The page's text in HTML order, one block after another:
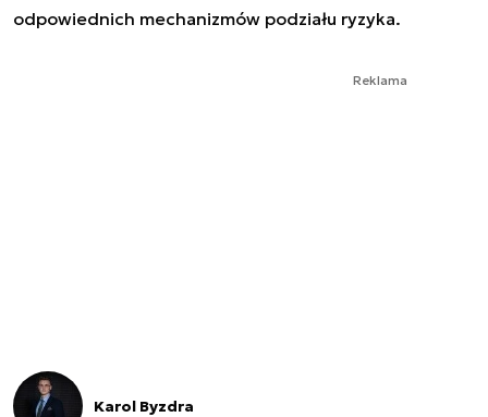
odpowiednich mechanizmów podziału ryzyka.
Reklama
Karol Byzdra